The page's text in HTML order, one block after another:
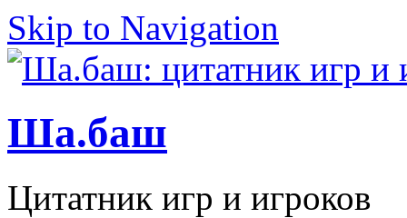
Skip to Navigation
Ша.баш
Цитатник игр и игроков